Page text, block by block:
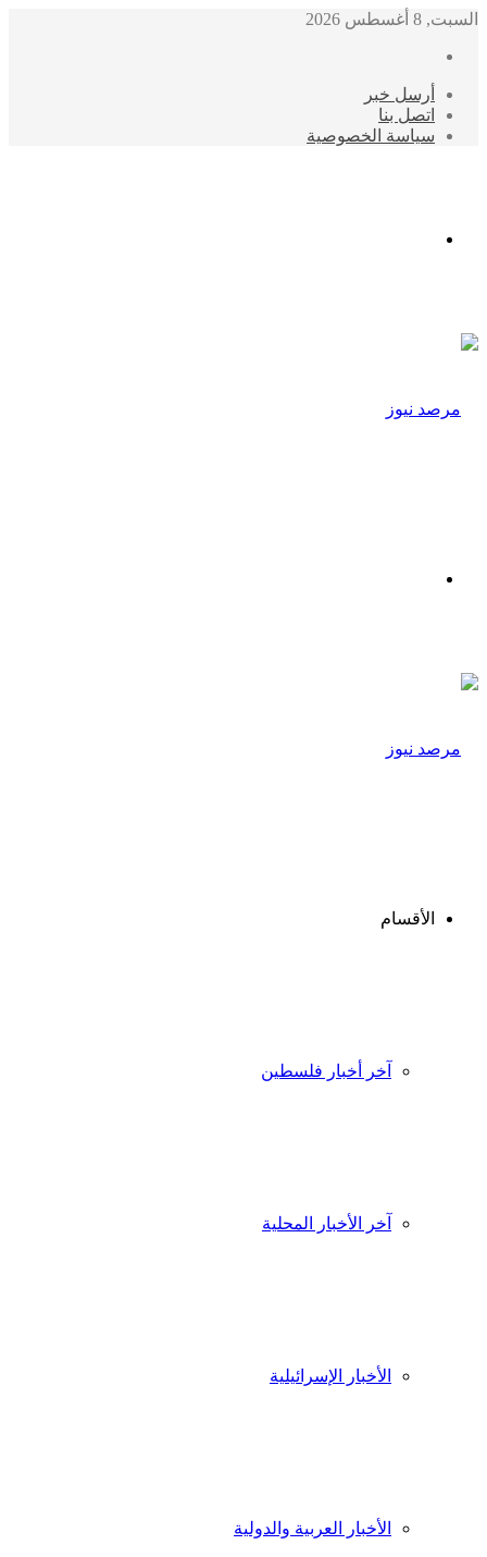
السبت, 8 أغسطس 2026
أرسل خبر
اتصل بنا
سياسة الخصوصية
الأقسام
آخر أخبار فلسطين
آخر الأخبار المحلية
الأخبار الإسرائيلية
الأخبار العربية والدولية